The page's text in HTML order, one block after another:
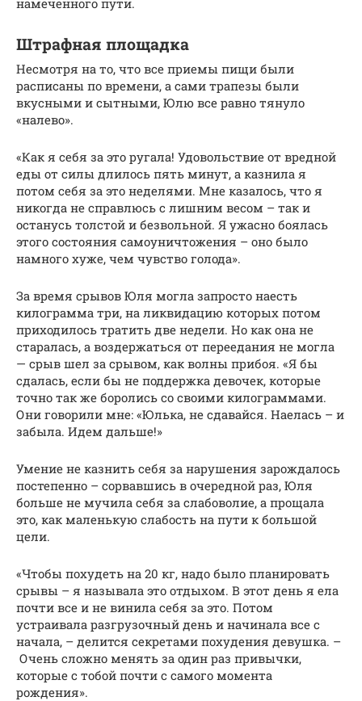
Штрафная площадка
Несмотря на то, что все приемы пищи были
расписаны по времени, а сами трапезы были
вкусными и сытными, Юлю все равно тянуло
«налево».
«Как я себя за это ругала! Удовольствие от вредной
еды от силы длилось пять минут, а казнила я
потом себя за это неделями. Мне казалось, что я
никогда не справлюсь с лишним весом – так и
останусь толстой и безвольной. Я ужасно боялась
этого состояния самоуничтожения – оно было
намного хуже, чем чувство голода».
За время срывов Юля могла запросто наесть
килограмма три, на ликвидацию которых потом
приходилось тратить две недели. Но как она не
старалась, а воздержаться от переедания не могла
— срыв шел за срывом, как волны прибоя. «Я бы
сдалась, если бы не поддержка девочек, которые
точно так же боролись со своими килограммами.
Они говорили мне: «Юлька, не сдавайся. Наелась – и
забыла. Идем дальше!»
Умение не казнить себя за нарушения зарождалось
постепенно – сорвавшись в очередной раз, Юля
больше не мучила себя за слабоволие, а прощала
это, как маленькую слабость на пути к большой
цели.
«Чтобы похудеть на 20 кг, надо было планировать
срывы – я называла это отдыхом. В этот день я ела
почти все и не винила себя за это. Потом
устраивала разгрузочный день и начинала все с
начала, – делится секретами похудения девушка. –
Очень сложно менять за один раз привычки,
которые с тобой почти с самого момента
рождения».